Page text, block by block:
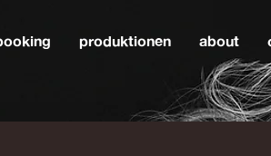
produktionen about